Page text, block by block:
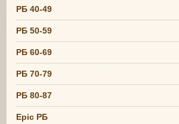
РБ 40-49
РБ 50-59
РБ 60-69
РБ 70-79
РБ 80-87
Epic РБ